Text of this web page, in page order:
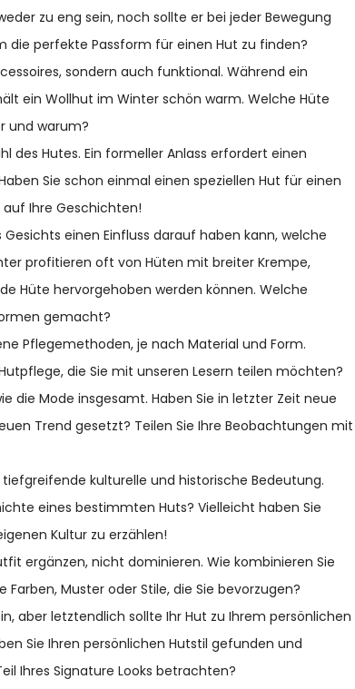
zu eng sein, noch sollte er bei jeder Bewegung
die perfekte Passform für einen Hut zu finden?
sondern auch funktional. Während ein
ein Wollhut im Winter schön warm. Welche Hüte
und warum?
des Hutes. Ein formeller Anlass erfordert einen
Sie schon einmal einen speziellen Hut für einen
Ihre Geschichten!
Gesichts einen Einfluss darauf haben kann, welche
profitieren oft von Hüten mit breiter Krempe,
Hüte hervorgehoben werden können. Welche
gemacht?
Pflegemethoden, je nach Material und Form.
die Sie mit unseren Lesern teilen möchten?
die Mode insgesamt. Haben Sie in letzter Zeit neue
Trend gesetzt? Teilen Sie Ihre Beobachtungen mit
kulturelle und historische Bedeutung.
eines bestimmten Huts? Vielleicht haben Sie
Kultur zu erzählen!
ergänzen, nicht dominieren. Wie kombinieren Sie
Muster oder Stile, die Sie bevorzugen?
aber letztendlich sollte Ihr Hut zu Ihrem persönlichen
Sie Ihren persönlichen Hutstil gefunden und
Ihres Signature Looks betrachten?